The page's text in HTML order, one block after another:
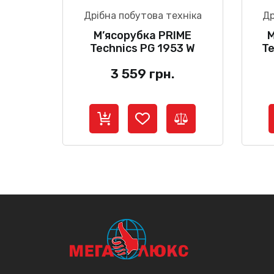
Дрібна побутова техніка
М’ясорубка PRIME
Technics PG 1953 W
3 559 грн.